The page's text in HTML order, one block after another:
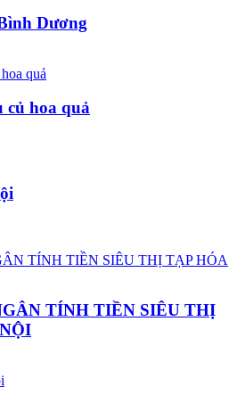
Dương
củ hoa quả
TÍNH TIỀN SIÊU THỊ